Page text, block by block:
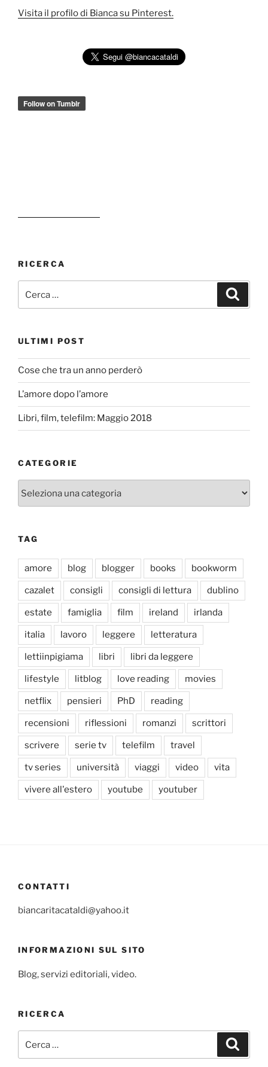
Visita il profilo di Bianca su Pinterest.
RICERCA
ULTIMI POST
Cose che tra un anno perderò
L’amore dopo l’amore
Libri, film, telefilm: Maggio 2018
CATEGORIE
TAG
amore blog blogger books bookworm
cazalet consigli consigli di lettura dublino
estate famiglia film ireland irlanda
italia lavoro leggere letteratura
lettiinpigiama libri libri da leggere
lifestyle litblog love reading movies
netflix pensieri PhD reading
recensioni riflessioni romanzi scrittori
scrivere serie tv telefilm travel
tv series università viaggi video vita
vivere all'estero youtube youtuber
CONTATTI
biancaritacataldi@yahoo.it
INFORMAZIONI SUL SITO
Blog, servizi editoriali, video.
RICERCA